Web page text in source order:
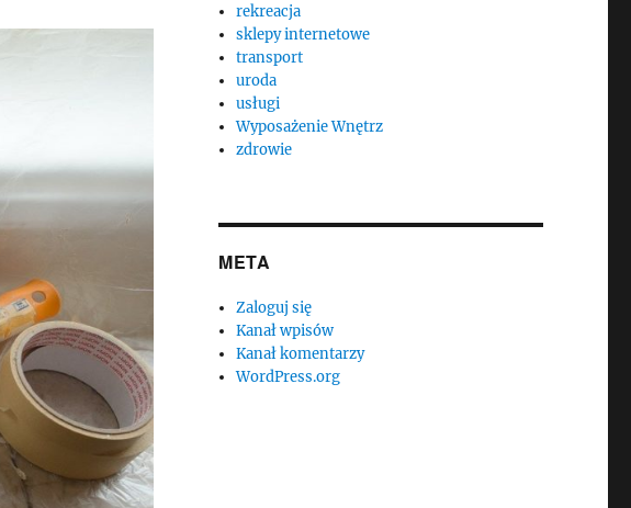
rekreacja
sklepy internetowe
transport
uroda
usługi
Wyposażenie Wnętrz
zdrowie
META
Zaloguj się
Kanał wpisów
Kanał komentarzy
WordPress.org